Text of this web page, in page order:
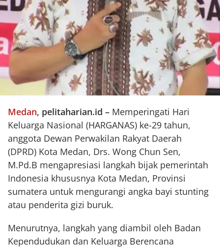
Medan, pelitaharian.id – Memperingati Hari
Keluarga Nasional (HARGANAS) ke-29 tahun,
anggota Dewan Perwakilan Rakyat Daerah
(DPRD) Kota Medan, Drs. Wong Chun Sen,
M.Pd.B mengapresiasi langkah bijak pemerintah
Indonesia khususnya Kota Medan, Provinsi
sumatera untuk mengurangi angka bayi stunting
atau penderita gizi buruk.
Menurutnya, langkah yang diambil oleh Badan
Kependudukan dan Keluarga Berencana